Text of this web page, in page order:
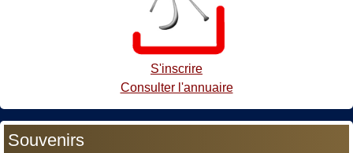
S'inscrire
Consulter l'annuaire
Souvenirs